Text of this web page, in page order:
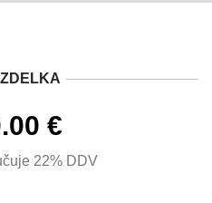
€
22% DDV